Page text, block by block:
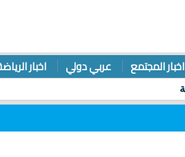
اخبار المجتمع عربي دولي اخبار